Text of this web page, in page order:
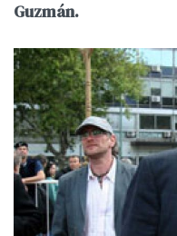
Guzmán.